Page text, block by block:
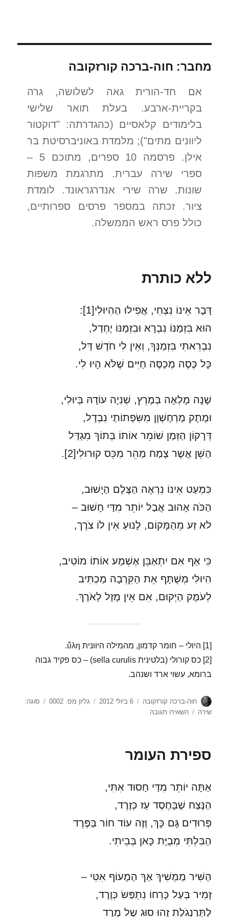
מחבר:חוה-ברכה קורזקובה
אם חד-הורית גאה לשלושה, גרה
בקריית-ארבע. בעלת תואר שלישי
בלימודים קלאסיים (כהגדרתה: "דוקטור
ליוונים מתים"); מלמדת באוניברסיטת בר
אילן. פרסמה 10 ספרים, מתוכם 5 –
ספרי שירה עברית. מתרגמת משפות
שונות. שרה שירי אנדרגראונד. לומדת
ציור. זכתה במספר פרסים ספרותיים,
כולל פרס ראש הממשלה.
ללא כותרת
דָּבָר אֵינוֹ נִצְחִי, אֲפִילוּ הַהִיוּלִי[1]:
הוּא בִּזְמַנּוֹ נִבְרָא וּבִזְמַנּוֹ יֶחְדַל,
נִבְרֵאתִי בִּזְמַנְּךָ, וְאֵין לִי חֹדֶשׁ דַּל,
כָּל כֶּסֶה מְכַסֶּה חַיִּים שֶׁלֹּא הָיוּ לִי.
שָׁנָה מָלְאָה בְּמֶרְץ, שְׁנִיָה עוֹדָהּ בְּיוּלִי,
וּמֶתֶק מַרְחֶשְׁוָן מִשִּׂפְתוֹתַי נִבְדָל,
דְּרָקוֹן הַזְּמַן שׁוֹמֵר אוֹתוֹ בְּתוֹךְ מִגְדַּל
הַשֵּׁן אֲשֶר צָמַח מַהֵר מִכֵּס קוּרוּלִי[2].
כִּמְעַט אֵינוֹ נִרְאֶה הַצֶּלֶם הַיָשׁוּב,
הַכֹּה אָהוּב אֲבַל יוֹתֵר מִדַּי חָשׁוּב –
לא זַע מֵהַמָּקוֹם, לָנוּעַ אֵין לוֹ צֹרֶך,
כִּי אַף אִם יִתְאַבֵּן אֶשְׁמַע אוֹתוֹ מוֹטִיב,
הִיוּלִי מְשֻׁתָּף אֵת הַקִּרְבָה מַכְתִּיב
לְעֹמֶק הַיְּקוּם, אִם אֵין מָזָל לָאֹרֶךְ.
[2] כס קורולי (בלטינית sella curulis) – כס פקיד גבוה
ברומא, עשוי ארד ושנהב.
מחבר
חוה-ברכה קורזקובה
פורסם6 ביולי 2012 קטגוריות
גליון מס. 0002 תגיות
סוגה:
שירה
השאירו תגובהעבור
ספירת העומר
אַתָּה יוֹתֵר מִדַּי חָסוּד אִתִּי,
הַנֶּצַח שֶׁבָּחֶסֶד עַז כְּזֶרֶד,
פְּרוּדִים גָּם כָּךְ, וְזֶה עוֹד חוֹר בַּפֶּרֶד
הַבִּלְתִּי מְבֻיָּת כָּאן בְּבֵיתִי.
הַשִּׁיר מַמְשִׁיךְ אַךְ הַמָעוֹף אִטִּי –
זָמִיר בְּעַל כָּרְחוֹ נִתְפַּשׂ כְּוֶרֶד,
לַתַּרְנְגֹלֶת זֶהוּ סוּג שֶל מֶרֶד